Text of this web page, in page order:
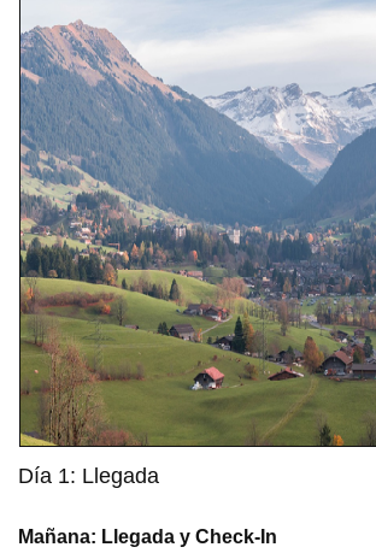
Día 1: Llegada
Mañana: Llegada y Check-In